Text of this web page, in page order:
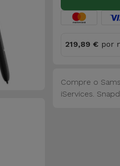
219,89 € por
Compre o
iServices.